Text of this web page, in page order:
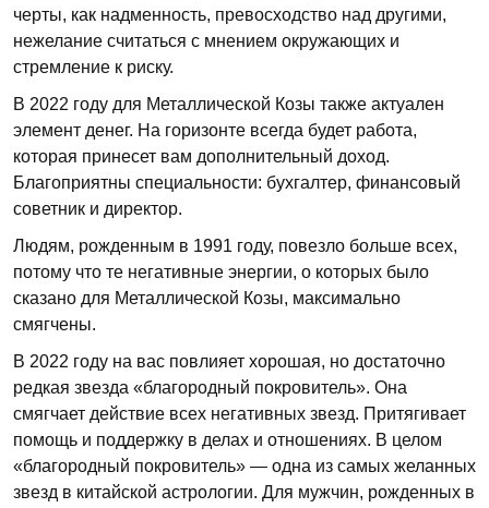
черты, как надменность, превосходство над другими,
нежелание считаться с мнением окружающих и
стремление к риску.
В 2022 году для Металлической Козы также актуален
элемент денег. На горизонте всегда будет работа,
которая принесет вам дополнительный доход.
Благоприятны специальности: бухгалтер, финансовый
советник и директор.
Людям, рожденным в 1991 году, повезло больше всех,
потому что те негативные энергии, о которых было
сказано для Металлической Козы, максимально
смягчены.
В 2022 году на вас повлияет хорошая, но достаточно
редкая звезда «благородный покровитель». Она
смягчает действие всех негативных звезд. Притягивает
помощь и поддержку в делах и отношениях. В целом
«благородный покровитель» — одна из самых желанных
звезд в китайской астрологии. Для мужчин, рожденных в